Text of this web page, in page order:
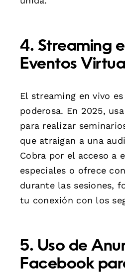
4. Streaming
Eventos
El streaming en vivo
poderosa. En 2025,
para realizar
que atraigan a una
Cobra por el acceso a
especiales o ofrece
durante las sesiones,
tu conexión con los
5. Uso de
Facebook